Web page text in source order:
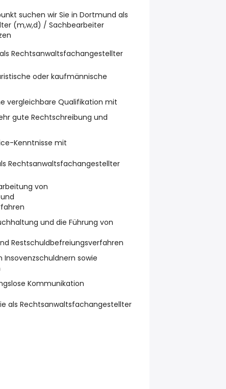
suchen wir Sie in Dortmund als
(m,w,d) / Sachbearbeiter
Rechtsanwaltsfachangestellter
oder kaufmännische
vergleichbare Qualifikation mit
gute Rechtschreibung und
Kenntnisse mit
Rechtsanwaltsfachangestellter
von
und die Führung von
Restschuldbefreiungsverfahren
sowie
Kommunikation
als Rechtsanwaltsfachangestellter